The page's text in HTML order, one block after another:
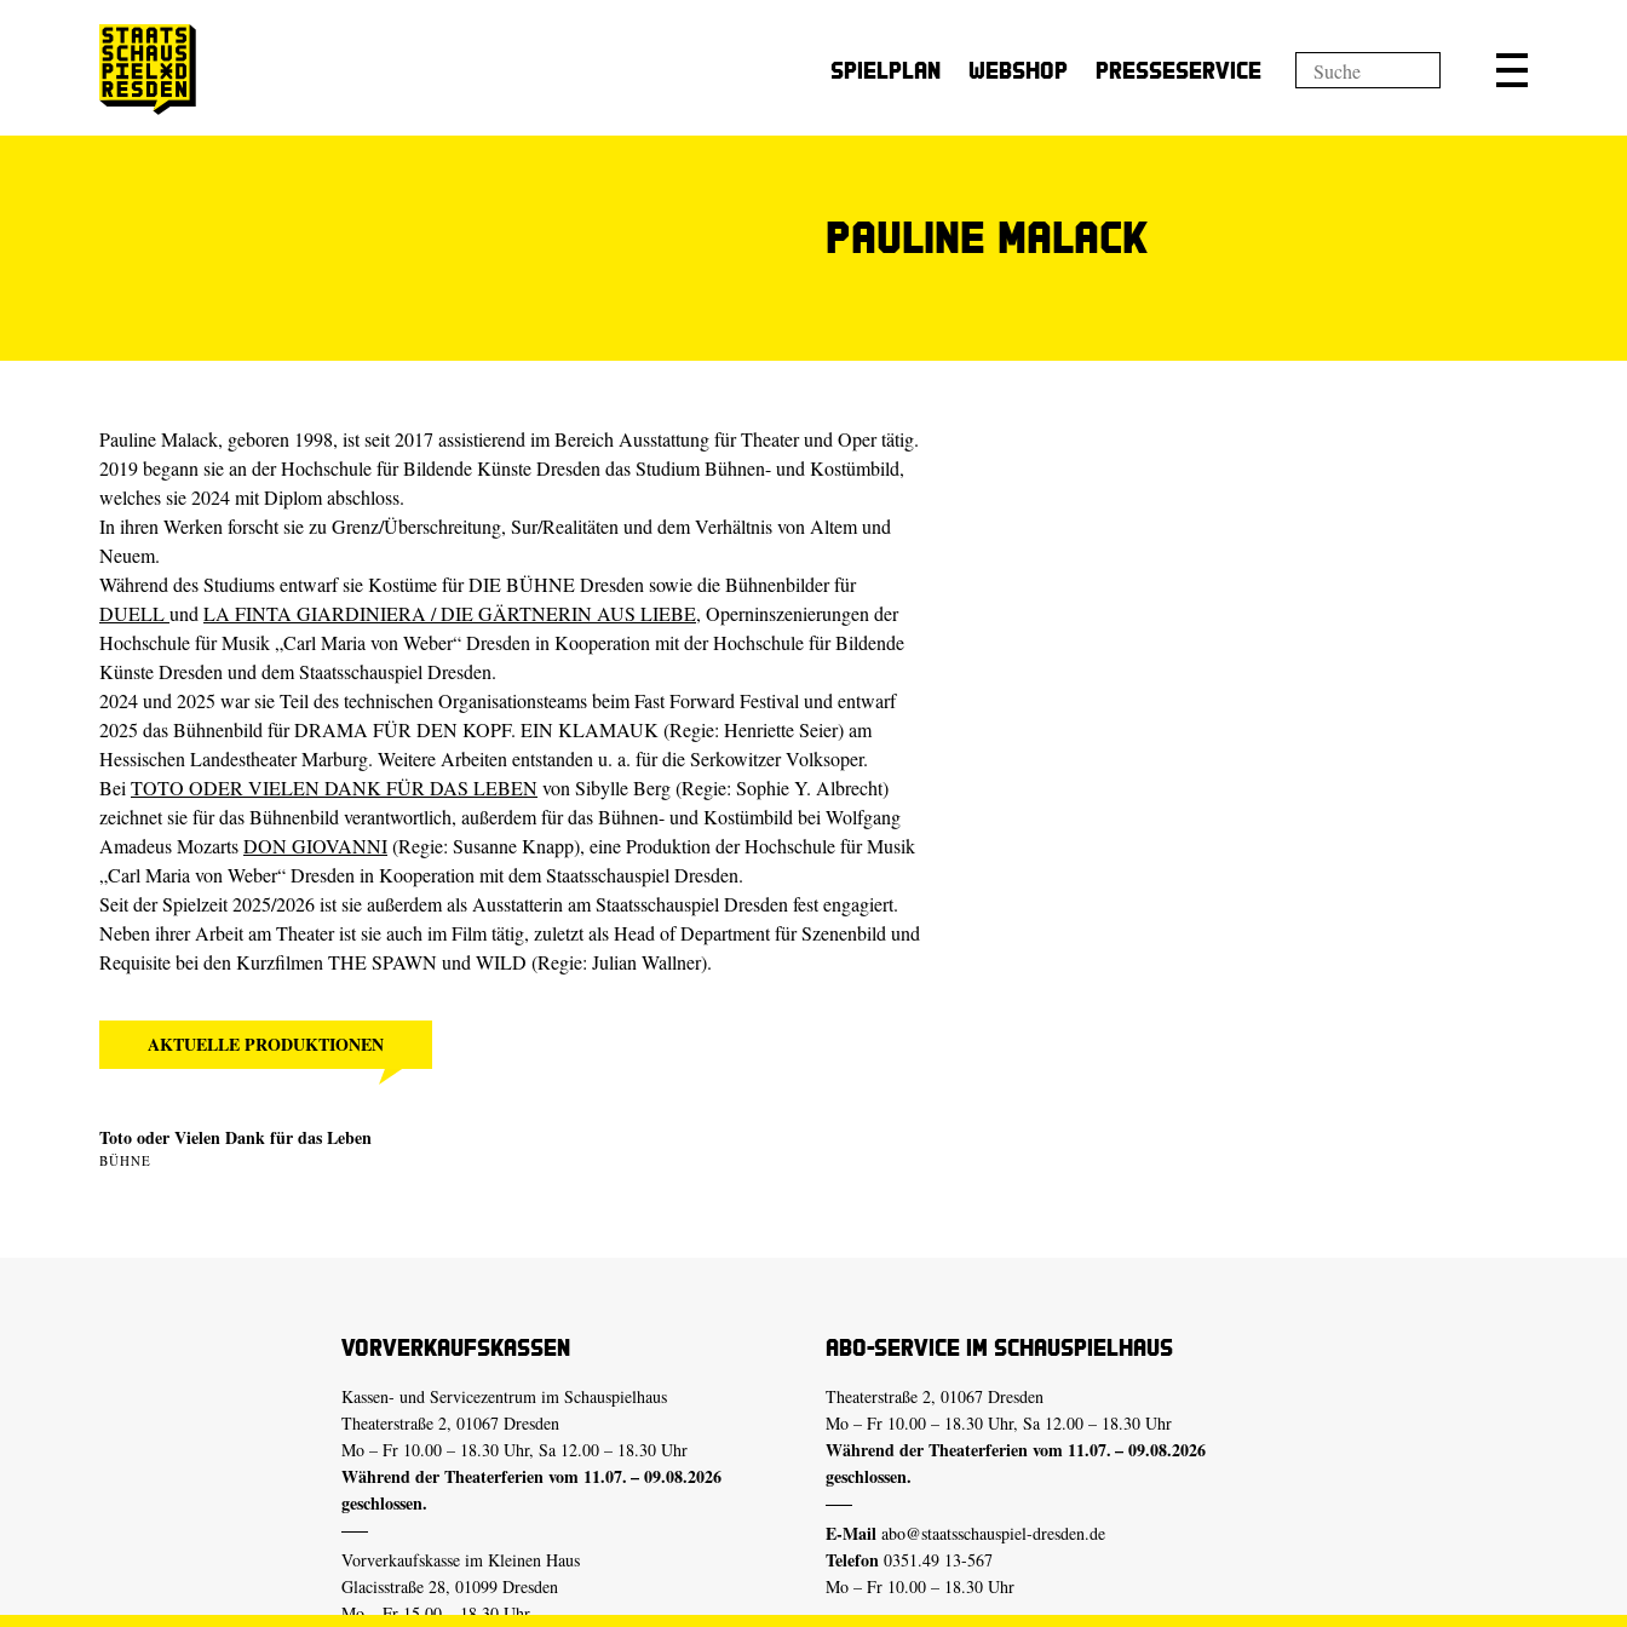
Spielplan Webshop Presseservice
Pauline Malack
Pauline Malack, geboren 1998, ist seit 2017 assistierend im Bereich Ausstattung für Theater und Oper tätig.
2019 begann sie an der Hochschule für Bildende Künste Dresden das Studium Bühnen- und Kostümbild,
welches sie 2024 mit Diplom abschloss.
In ihren Werken forscht sie zu Grenz/Überschreitung, Sur/Realitäten und dem Verhältnis von Altem und
Neuem.
Während des Studiums entwarf sie Kostüme für DIE BÜHNE Dresden sowie die Bühnenbilder für
DUELLund LA FINTA GIARDINIERA / DIE GÄRTNERIN AUS LIEBE, Operninszenierungen der
Hochschule für Musik „Carl Maria von Weber“ Dresden in Kooperation mit der Hochschule für Bildende
Künste Dresden und dem Staatsschauspiel Dresden.
2024 und 2025 war sie Teil des technischen Organisationsteams beim Fast Forward Festival und entwarf
2025 das Bühnenbild für DRAMA FÜR DEN KOPF. EIN KLAMAUK (Regie: Henriette Seier) am
Hessischen Landestheater Marburg. Weitere Arbeiten entstanden u. a. für die Serkowitzer Volksoper.
Bei TOTO ODER VIELEN DANK FÜR DAS LEBENvon Sibylle Berg (Regie: Sophie Y. Albrecht)
zeichnet sie für das Bühnenbild verantwortlich, außerdem für das Bühnen- und Kostümbild bei Wolfgang
Amadeus MozartsDON GIOVANNI(Regie: Susanne Knapp), eine Produktion der Hochschule für Musik
„Carl Maria von Weber“ Dresden in Kooperation mit dem Staatsschauspiel Dresden.
Seit der Spielzeit 2025/2026 ist sie außerdem als Ausstatterin am Staatsschauspiel Dresden fest engagiert.
Neben ihrer Arbeit am Theater ist sie auch im Film tätig, zuletzt als Head of Department für Szenenbild und
Requisite bei den Kurzfilmen THE SPAWN und WILD (Regie: Julian Wallner).
AKTUELLE PRODUKTIONEN
Toto oder Vielen Dank für das Leben
BÜHNE
Vorverkaufskassen
Kassen- und Servicezentrum im Schauspielhaus
Theaterstraße 2, 01067 Dresden
Mo – Fr 10.00 – 18.30 Uhr, Sa 12.00 – 18.30 Uhr
Während der Theaterferien vom 11.07. – 09.08.2026
geschlossen.
Vorverkaufskasse im Kleinen Haus
Glacisstraße 28, 01099 Dresden
Mo – Fr 15.00 – 18.30 Uhr
Abo-Service im Schauspielhaus
Theaterstraße 2, 01067 Dresden
Mo – Fr 10.00 – 18.30 Uhr, Sa 12.00 – 18.30 Uhr
Während der Theaterferien vom 11.07. – 09.08.2026
geschlossen.
E-Mail abo@staatsschauspiel-dresden.de
Telefon 0351.49 13-567
Mo – Fr 10.00 – 18.30 Uhr